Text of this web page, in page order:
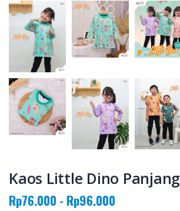
Kaos Little Dino Panjang
Rp76.000 - Rp96.000